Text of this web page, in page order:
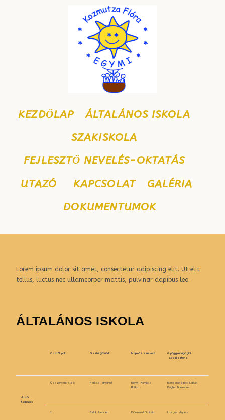
KEZDŐLAP
ÁLTALÁNOS ISKOLA
SZAKISKOLA
FEJLESZTŐ NEVELÉS-OKTATÁS
UTAZÓ
KAPCSOLAT
GALÉRIA
DOKUMENTUMOK
Lorem ipsum dolor sit amet, consectetur adipiscing elit. Ut elit
tellus, luctus nec ullamcorper mattis, pulvinar dapibus leo.
ÁLTALÁNOS ISKOLA
Osztályok Osztályfőnök Napközis nevelő
Gyógypedagógiai
asszisztens
Alsó
tagozat
Összevont alsó Farkas Istvánné
Bényi-Kovács
Réka
Borosné Szick Ildikó,
Kőgler Barnabás
1. Sidlik Henriett Körmendi Szilvia Horgas Ágnes